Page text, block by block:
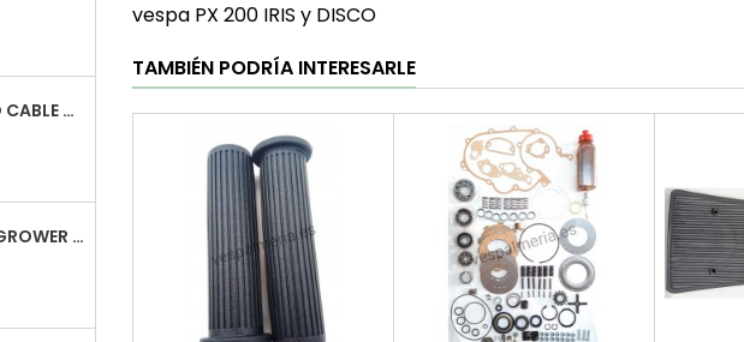
PRISIONERO CABLE CAMBIO VESPA
ARANDELA GROWER M7 INOX VESPA
vespa PX 200 IRIS y DISCO
TAMBIÉN PODRÍA INTERESARLE